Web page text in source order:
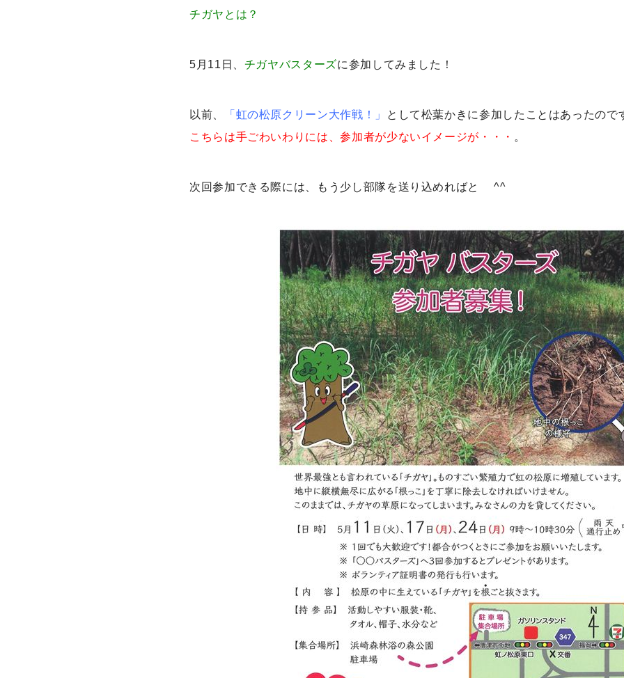
チガヤとは？
5月11日、 チガヤバスターズに参加してみました！
以前、 「虹の松原クリーン大作戦！」
として松葉かきに参加したことはあったので
こちらは手ごわいわりには、参加者が少ないイメージが・・・ 。
次回参加できる際には、もう少し部隊を送り込めればと ^^